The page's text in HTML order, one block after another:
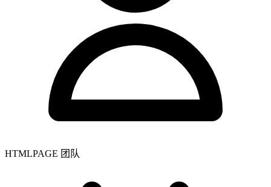
HTMLPAGE 团队